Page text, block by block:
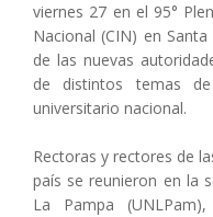
viernes 27 en el 95°
Nacional (CIN) en
de las nuevas
de distintos temas
universitario nacional.
Rectoras y rectores de
país se reunieron en la
La Pampa